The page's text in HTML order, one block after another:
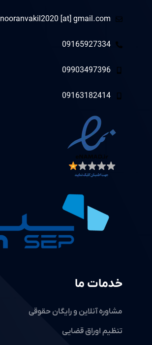
خدمات ما
مشاوره آنلاین و رایگان حقوقی
تنظیم اوراق قضایی
nooranvakil2020 [at] gmail.com
09165927334
09903497396
09163182414